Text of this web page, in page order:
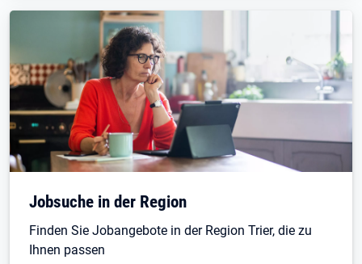
Öffnet in neuem Tab
Jobsuche in der Region
Finden Sie Jobangebote in der Region Trier, die zu
Ihnen passen